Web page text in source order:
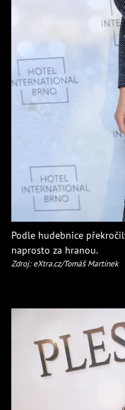
Podle hudebnice
naprosto za hranou.
Zdroj: eXtra.cz/Tomáš Martínek